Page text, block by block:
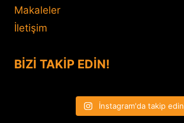
Makaleler
İletişim
BİZİ TAKİP EDİN!
İnstagram'da takip edin